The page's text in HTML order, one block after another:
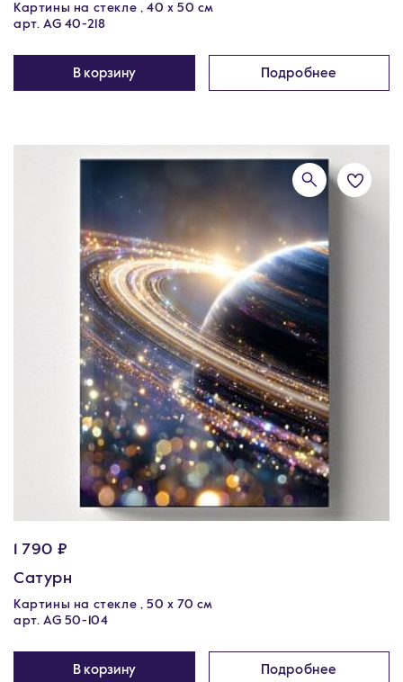
Картины на стекле , 40 х 50 см
арт. AG 40-218
В корзину Подробнее
1 790 ₽
Сатурн
Картины на стекле , 50 х 70 см
арт. AG 50-104
В корзину Подробнее